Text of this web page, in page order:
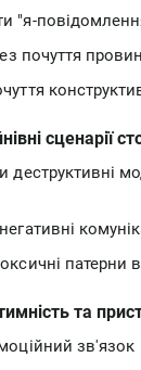
"я-
почуття
сценарії
деструктивні
патерни
та
зв'язок